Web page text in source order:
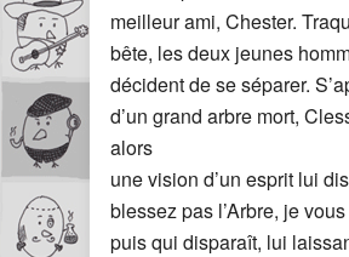
meilleur ami, Chester.
bête, les deux jeunes
décident de se séparer.
d’un grand arbre mort,
alors
une vision d’un esprit lui
blessez pas l’Arbre, je
puis qui disparaît, lui